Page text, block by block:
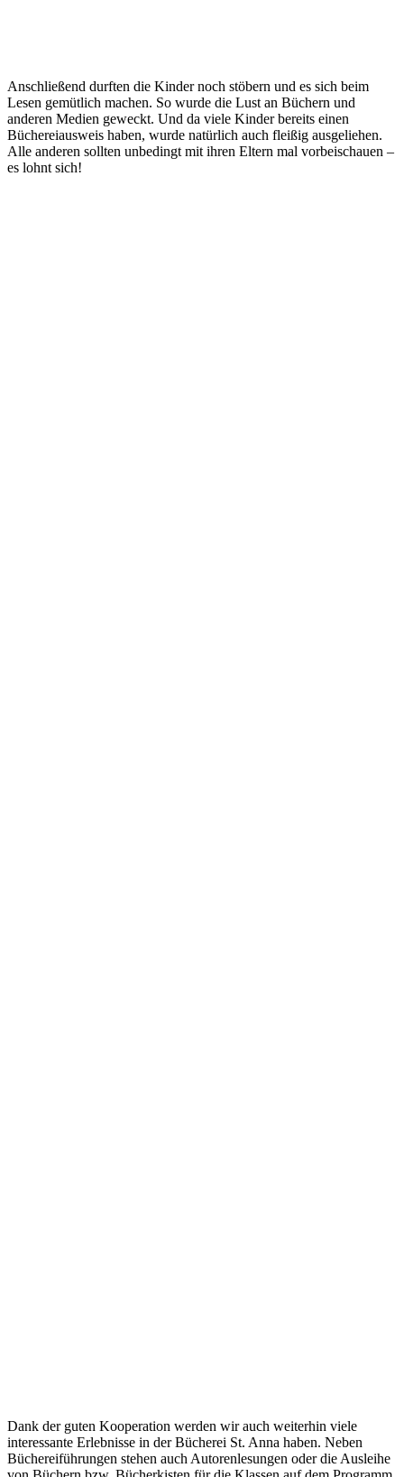
Anschließend durften die Kinder noch stöbern und es sich beim
Lesen gemütlich machen. So wurde die Lust an Büchern und
anderen Medien geweckt. Und da viele Kinder bereits einen
Büchereiausweis haben, wurde natürlich auch fleißig ausgeliehen.
Alle anderen sollten unbedingt mit ihren Eltern mal vorbeischauen –
es lohnt sich!
Dank der guten Kooperation werden wir auch weiterhin viele
interessante Erlebnisse in der Bücherei St. Anna haben. Neben
Büchereiführungen stehen auch Autorenlesungen oder die Ausleihe